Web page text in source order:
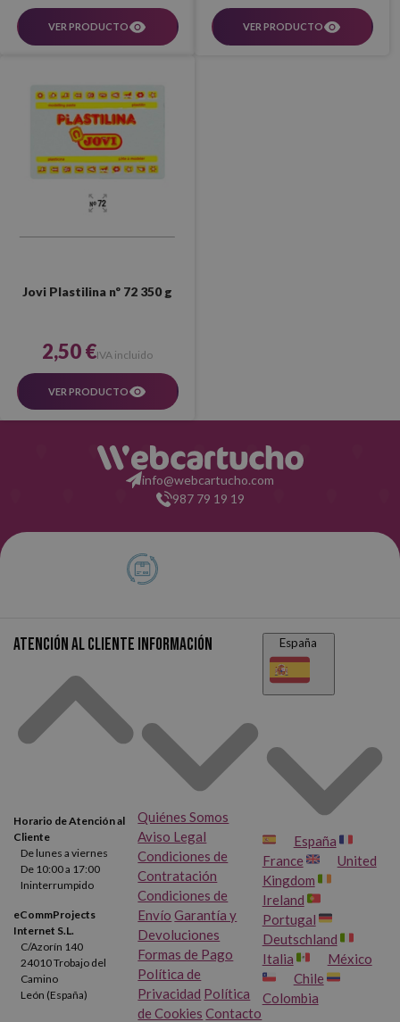
VER PRODUCTO VER PRODUCTO
Jovi Plastilina nº 72 350 g
2,50 €IVA incluido
VER PRODUCTO
info@webcartucho.com
987 79 19 19
Atención al cliente
Horario de Atención al
Cliente
De lunes a viernes
De 10:00 a 17:00
Ininterrumpido
eCommProjects
Internet S.L.
C/Azorín 140
24010 Trobajo del
Camino
León (España)
Información
Quiénes Somos
Aviso Legal
Condiciones de
Contratación
Condiciones de
Envío Garantía y
Devoluciones
Formas de Pago
Política de
Privacidad Política
de Cookies Contacto
España
España
France
United
Kingdom
Ireland
Portugal
Deutschland
Italia
México
Chile
Colombia